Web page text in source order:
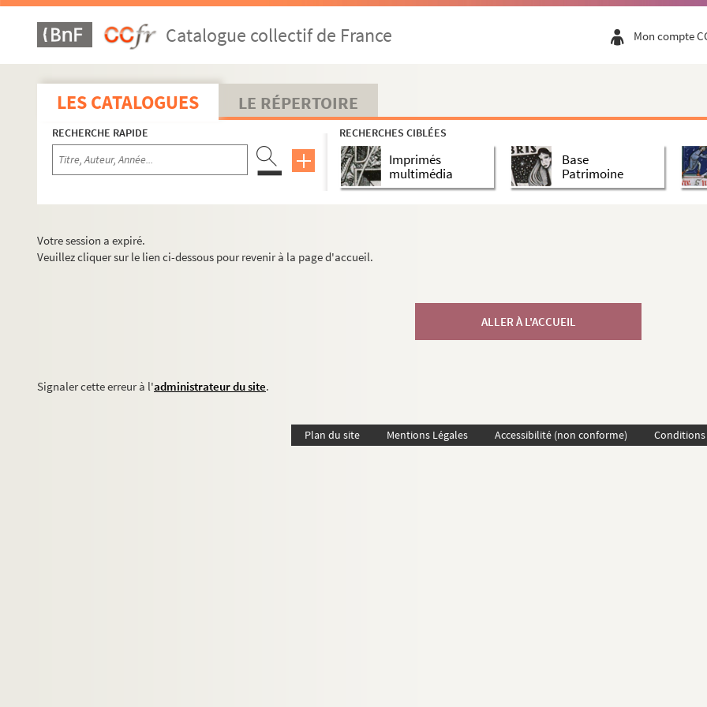
Catalogue collectif de France Mon compte
LES CATALOGUES LE RÉPERTOIRE
RECHERCHE RAPIDE RECHERCHES CIBLÉES
Imprimés
multimédia
Base
Patrimoine
Votre session a expiré.
Veuillez cliquer sur le lien ci-dessous pour revenir à la page d'accueil.
ALLER À L'ACCUEIL
Signaler cette erreur à l'administrateur du site.
Plan du site Mentions Légales Accessibilité (non conforme)